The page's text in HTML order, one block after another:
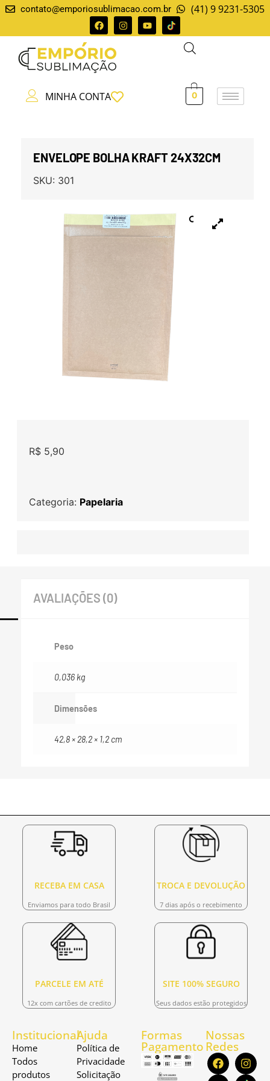
contato@emporiosublimacao.com.br (41) 9 9231-5305
MINHA CONTA 0
ENVELOPE BOLHA KRAFT 24X32CM
SKU: 301
R$5,90
Categoria: Papelaria
AVALIAÇÕES (0)
Peso
0,036 kg
Dimensões
42,8 × 28,2 × 1,2 cm
RECEBA EM CASA
Enviamos para todo Brasil
TROCA E DEVOLUÇÃO
7 dias após o recebimento
PARCELE EM ATÉ
12x com cartões de credito
SITE 100% SEGURO
Seus dados estão protegidos
Institucional
Home
Todos
produtos
Ajuda
Política de
Privacidade
Solicitação
Formas
Pagamento
Nossas
Redes